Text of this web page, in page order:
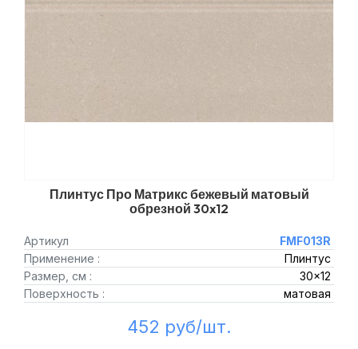
Плинтус Про Матрикс бежевый матовый
обрезной 30x12
Артикул
FMF013R
Применение :
Плинтус
Размер, см :
30x12
Поверхность :
матовая
452 руб/шт.